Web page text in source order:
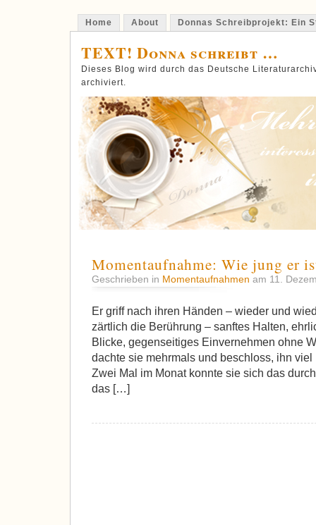
Home About Donnas Schreibprojekt: Ein
TEXT! Donna schreibt …
Dieses Blog wird durch das Deutsche
archiviert.
Momentaufnahme: Wie jung er
Geschrieben in Momentaufnahmen am 11.
Er griff nach ihren Händen – wieder und
zärtlich die Berührung – sanftes Halten,
Blicke, gegenseitiges Einvernehmen ohne
dachte sie mehrmals und beschloss, ihn
Zwei Mal im Monat konnte sie sich das
das […]